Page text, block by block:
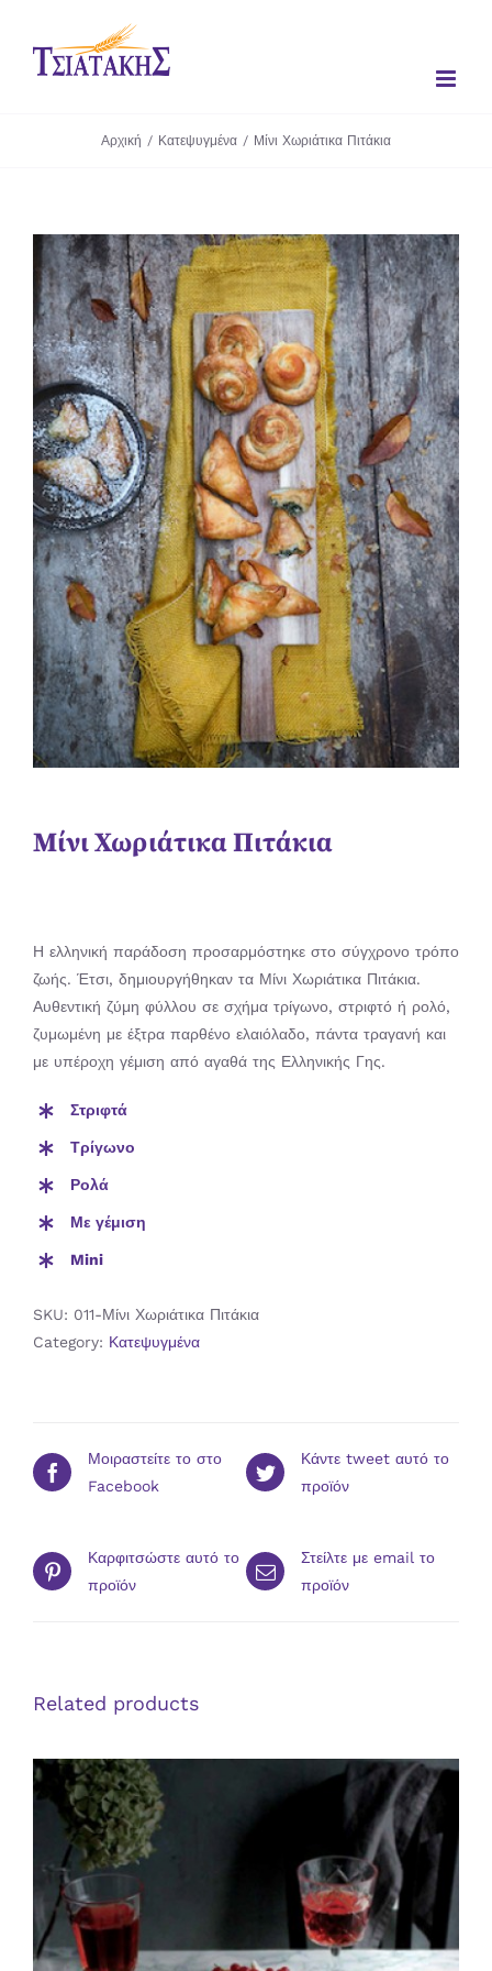
περιεχόμενο
Αρχική / Κατεψυγμένα / Μίνι Χωριάτικα Πιτάκια
Μίνι Χωριάτικα Πιτάκια
Η ελληνική παράδοση προσαρμόστηκε στο σύγχρονο τρόπο
ζωής. Έτσι, δημιουργήθηκαν τα Μίνι Χωριάτικα Πιτάκια.
Αυθεντική ζύμη φύλλου σε σχήμα τρίγωνο, στριφτό ή ρολό,
ζυμωμένη με έξτρα παρθένο ελαιόλαδο, πάντα τραγανή και
με υπέροχη γέμιση από αγαθά της Ελληνικής Γης.
Στριφτά
Τρίγωνο
Ρολά
Με γέμιση
Mini
SKU: 011-Μίνι Χωριάτικα Πιτάκια
Category: Κατεψυγμένα
Μοιραστείτε το στο
Facebook
Κάντε tweet αυτό το
προϊόν
Καρφιτσώστε αυτό το
προϊόν
Στείλτε με email το
προϊόν
Related products